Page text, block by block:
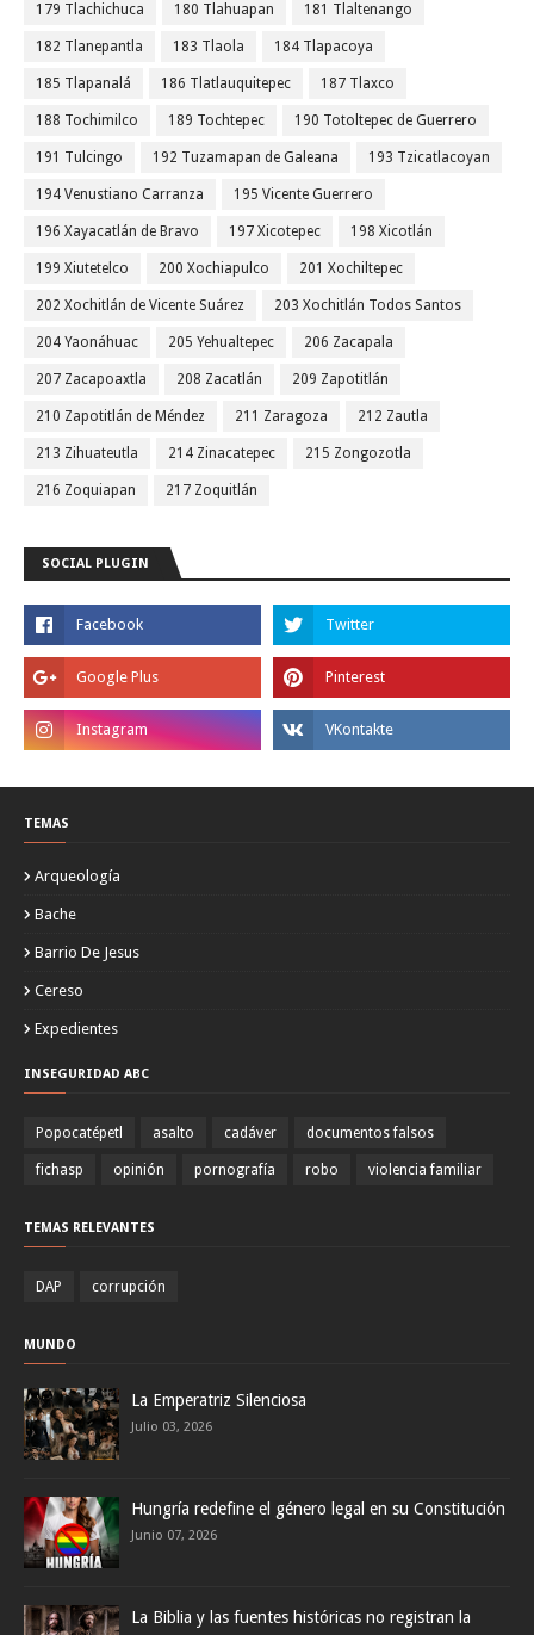
179 Tlachichuca 180 Tlahuapan 181 Tlaltenango
182 Tlanepantla 183 Tlaola 184 Tlapacoya
185 Tlapanalá 186 Tlatlauquitepec 187 Tlaxco
188 Tochimilco 189 Tochtepec 190 Totoltepec de Guerrero
191 Tulcingo 192 Tuzamapan de Galeana 193 Tzicatlacoyan
194 Venustiano Carranza 195 Vicente Guerrero
196 Xayacatlán de Bravo 197 Xicotepec 198 Xicotlán
199 Xiutetelco 200 Xochiapulco 201 Xochiltepec
202 Xochitlán de Vicente Suárez 203 Xochitlán Todos Santos
204 Yaonáhuac 205 Yehualtepec 206 Zacapala
207 Zacapoaxtla 208 Zacatlán 209 Zapotitlán
210 Zapotitlán de Méndez 211 Zaragoza 212 Zautla
213 Zihuateutla 214 Zinacatepec 215 Zongozotla
216 Zoquiapan 217 Zoquitlán
SOCIAL PLUGIN
TEMAS
Arqueología
Bache
Barrio De Jesus
Cereso
Expedientes
INSEGURIDAD ABC
Popocatépetl asalto cadáver documentos falsos
fichasp opinión pornografía robo violencia familiar
TEMAS RELEVANTES
DAP corrupción
MUNDO
La Emperatriz Silenciosa
Julio 03, 2026
Hungría redefine el género legal en su Constitución
Junio 07, 2026
La Biblia y las fuentes históricas no registran la